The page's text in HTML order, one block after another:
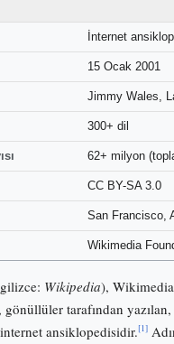
İnternet
15 Ocak 2001
Jimmy Wales,
300+ dil
62+ milyon
CC BY-SA 3.0
San Francisco,
Wikimedia
Wikipedia), Wikimedia
gönüllüler tarafından
ansiklopedisidir.[1]